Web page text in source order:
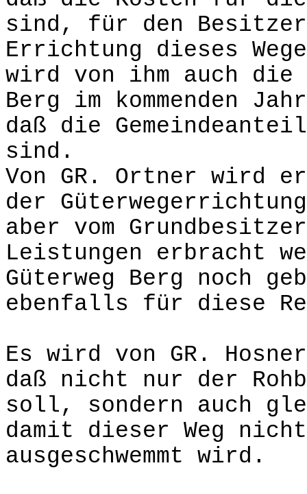
sind, für den Besitzer
Errichtung dieses
wird von ihm auch die
Berg im kommenden
daß die
sind.
Von GR. Ortner wird
der
aber vom
Leistungen erbracht
Güterweg Berg noch
ebenfalls für diese
Es wird von GR.
daß nicht nur der
soll, sondern auch
damit dieser Weg
ausgeschwemmt wird.